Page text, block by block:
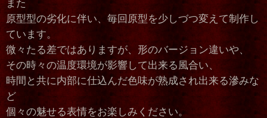
また
原型型の劣化に伴い、毎回原型を少しづつ変えて制作し
ています。
微々たる差ではありますが、形のバージョン違いや、
その時々の温度環境が影響して出来る風合い、
時間と共に内部に仕込んだ色味が熟成され出来る滲みな
ど
個々の魅せる表情をお楽しみください。